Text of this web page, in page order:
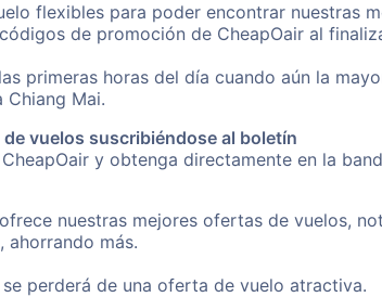
flexibles para poder encontrar nuestras
de promoción de CheapOair al
primeras horas del día cuando aún la
Chiang Mai.
vuelos suscribiéndose al boletín
y obtenga directamente en la
nuestras mejores ofertas de vuelos,
ahorrando más.
perderá de una oferta de vuelo atractiva.